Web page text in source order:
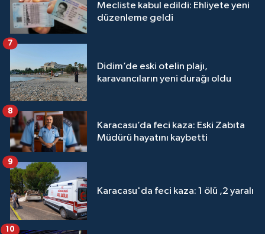
Mecliste kabul edildi: Ehliyete yeni
düzenleme geldi
Didim’de eski otelin plajı,
karavancıların yeni durağı oldu
7
Karacasu’da feci kaza: Eski Zabıta
Müdürü hayatını kaybetti
8
Karacasu'da feci kaza: 1 ölü ,2 yaralı
9
10